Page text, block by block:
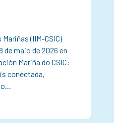
(IIM-CSIC)
de maio de 2026 en
Mariña do CSIC:
conectada,